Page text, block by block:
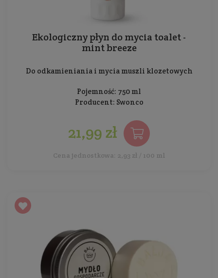
Ekologiczny płyn do mycia toalet -
mint breeze
Do odkamieniania i mycia muszli klozetowych
Pojemność: 750 ml
Producent: Swonco
21,99 zł
Cena jednostkowa: 2,93 zł / 100 ml